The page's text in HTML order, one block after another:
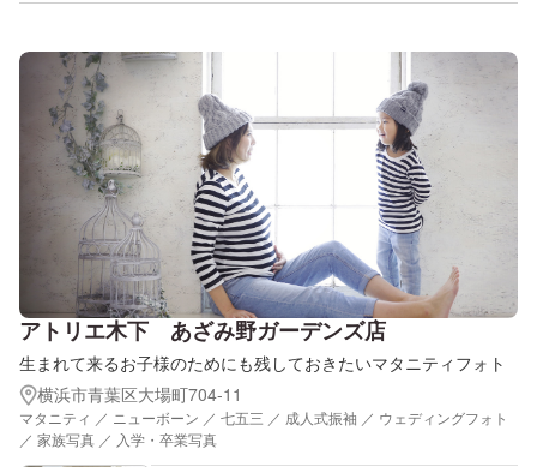
アトリエ木下 あざみ野ガーデンズ店
生まれて来るお子様のためにも残しておきたいマタニティフォト
横浜市青葉区大場町704-11
マタニティ ／ ニューボーン ／ 七五三 ／ 成人式振袖 ／ ウェディングフォト
／ 家族写真 ／ 入学・卒業写真